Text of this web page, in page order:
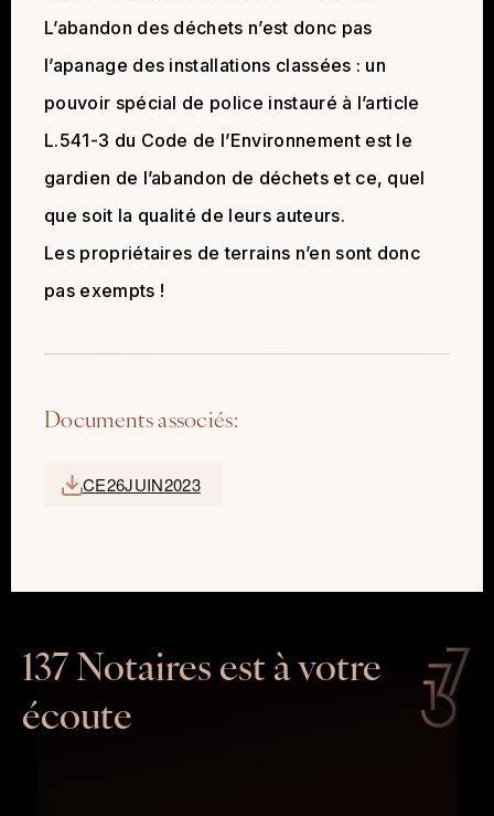
L’abandon des déchets n’est donc pas
l’apanage des installations classées : un
pouvoir spécial de police instauré à l’article
L.541-3 du Code de l’Environnement est le
gardien de l’abandon de déchets et ce, quel
que soit la qualité de leurs auteurs.
Les propriétaires de terrains n’en sont donc
pas exempts !
Documents associés:
CE26JUIN2023
137 Notaires est à votre
écoute